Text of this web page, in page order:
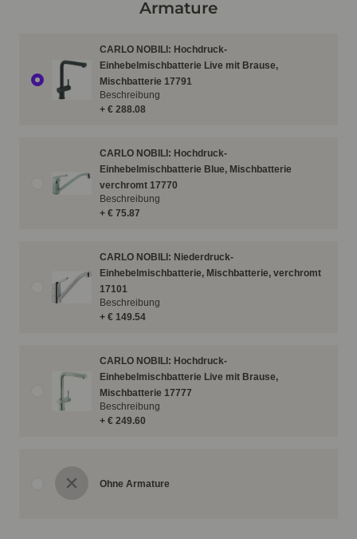
Armature
CARLO NOBILI: Hochdruck-
Einhebelmischbatterie Live mit Brause,
Mischbatterie 17791
+ € 288.08
Beschreibung
CARLO NOBILI: Hochdruck-
Einhebelmischbatterie Blue, Mischbatterie
verchromt 17770
+ € 75.87
Beschreibung
CARLO NOBILI: Niederdruck-
Einhebelmischbatterie, Mischbatterie, verchromt
17101
+ € 149.54
Beschreibung
CARLO NOBILI: Hochdruck-
Einhebelmischbatterie Live mit Brause,
Mischbatterie 17777
+ € 249.60
Beschreibung
Ohne Armature